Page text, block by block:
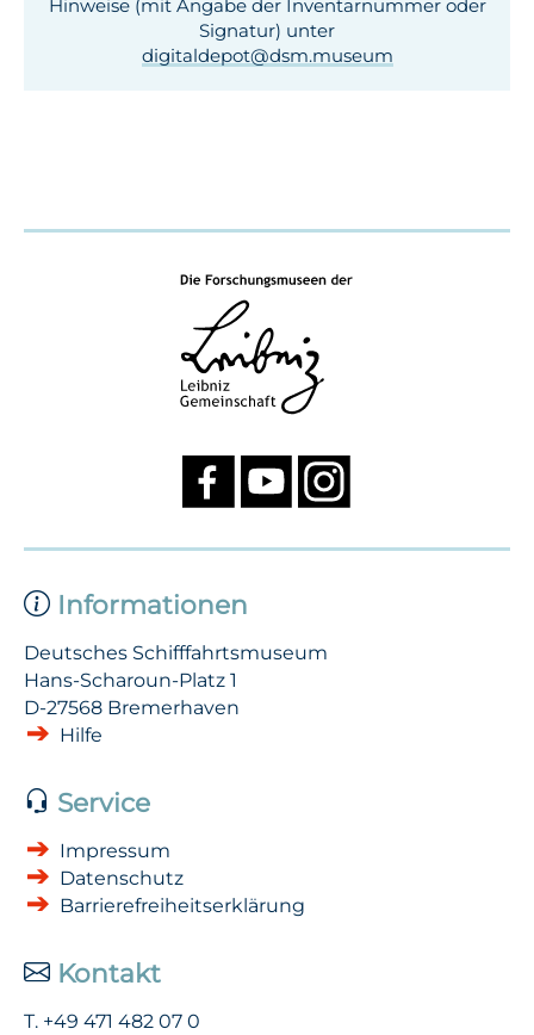
Hinweise (mit Angabe der Inventar­nummer oder
Signatur) unter
digitaldepot­@dsm.museum
Informationen
Deutsches Schifffahrtsmuseum
Hans-Scharoun-Platz 1
D-27568 Bremerhaven
Hilfe
Service
Impressum
Datenschutz
Barrierefreiheits­erklärung
Kontakt
T. +49 471 482 07 0